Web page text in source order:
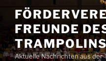
Inhalt
springenFREUNDE
Aktuelle Nachrichten aus der